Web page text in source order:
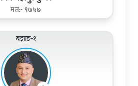
मत:- ९७५७
बझाङ-१